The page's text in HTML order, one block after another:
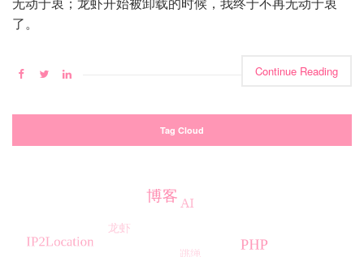
了。
Continue Reading
Tag Cloud